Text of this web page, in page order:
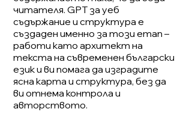
читателя. GPT за уеб
съдържание и структура е
създаден именно за този етап –
работи като архитект на
текста на съвременен български
език и ви помага да изградите
ясна карта и структура, без да
ви отнема контрола и
авторството.